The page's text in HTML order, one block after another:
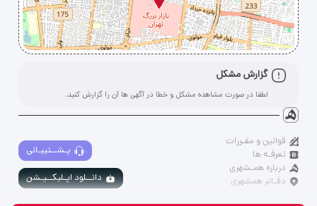
گزارش مشکل
لطفا در صورت مشاهده مشکل و خطا در آگهی ها آن را گزارش کنید.
قوانین و مقـررات
تعرفـه ها
درباره همـشهری
دفـاتر همشهری
پـشــتیبـانی
دانــلود اپـلیکــیـشن